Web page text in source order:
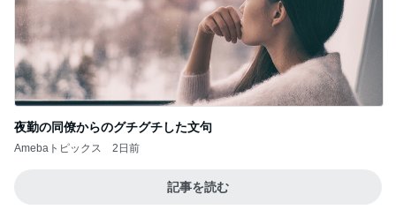
夜勤の同僚からのグチグチした文句
Amebaトピックス 2日前
記事を読む